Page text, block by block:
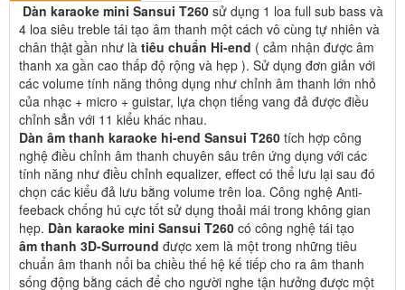
Dàn karaoke mini Sansui T260 sử dụng 1 loa full sub bass và
4 loa siêu treble tái tạo âm thanh một cách vô cùng tự nhiên và
chân thật gần như là tiêu chuẩn Hi-end ( cảm nhận được âm
thanh xa gần cao thấp độ rộng và hẹp ). Sử dụng đơn giản với
các volume tính năng thông dụng như chỉnh âm thanh lớn nhỏ
của nhạc + micro + guistar, lựa chọn tiếng vang đả được điều
chỉnh sẳn với 11 kiểu khác nhau.
Dàn âm thanh karaoke hi-end Sansui T260 tích hợp công
nghệ điều chỉnh âm thanh chuyên sâu trên ứng dụng với các
tính năng như điều chỉnh equalizer, effect có thể lưu lại sau đó
chọn các kiểu đả lưu bằng volume trên loa. Công nghệ Anti-
feeback chống hú cực tốt sử dụng thoải mái trong không gian
hẹp. Dàn karaoke mini Sansui T260 có công nghệ tái tạo
âm thanh 3D-Surround được xem là một trong những tiêu
chuẩn âm thanh nổi ba chiều thế hệ kế tiếp cho ra âm thanh
sống động bằng cách để cho người nghe tận hưởng được một